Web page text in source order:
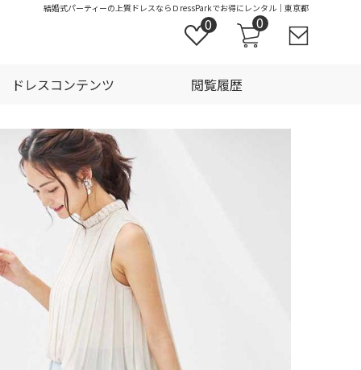
結婚式パーティーの上質ドレスならＤressParkでお得にレンタル｜東京都
ドレスコンテンツ 閲覧履歴
0 0